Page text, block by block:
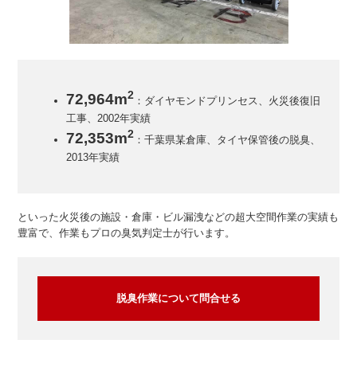
72,964m2：ダイヤモンドプリンセス、火災後復旧
工事、2002年実績
72,353m2：千葉県某倉庫、タイヤ保管後の脱臭、
2013年実績
といった火災後の施設・倉庫・ビル漏洩などの超大空間作業の実績も
豊富で、作業もプロの臭気判定士が行います。
脱臭作業について問合せる